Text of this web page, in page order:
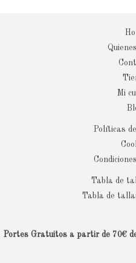
Mi
Políticas
Tabla de
Tabla de
Portes Gratuitos a partir de 70€